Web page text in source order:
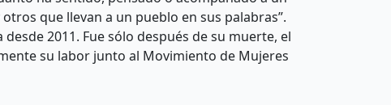
que llevan a un pueblo en sus palabras”.
2011. Fue sólo después de su muerte, el
su labor junto al Movimiento de Mujeres